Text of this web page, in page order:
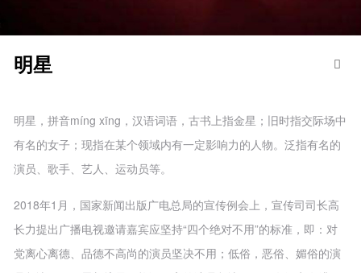
明星
明星，拼音míng xīng，汉语词语，古书上指金星；旧时指交际场中
有名的女子；现指在某个领域内有一定影响力的人物。泛指有名的
演员、歌手、艺人、运动员等。
2018年1月，国家新闻出版广电总局的宣传例会上，宣传司司长高
长力提出广播电视邀请嘉宾应坚持“四个绝对不用”的标准，即：对
党离心离德、品德不高尚的演员坚决不用；低俗，恶俗、媚俗的演